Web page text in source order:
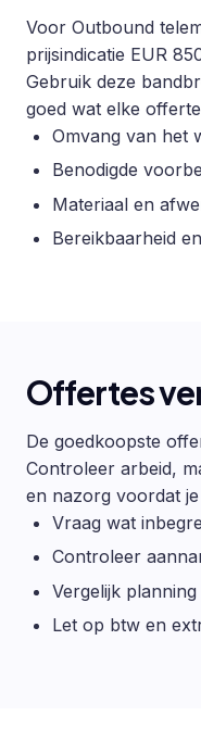
Voor Outbound
prijsindicatie EUR
Gebruik deze
goed wat elke
Omvang van het
Benodigde
Materiaal en
Bereikbaarheid
Offertes
De goedkoopste
Controleer arbeid,
en nazorg voordat je
Vraag wat
Controleer
Vergelijk planning
Let op btw en